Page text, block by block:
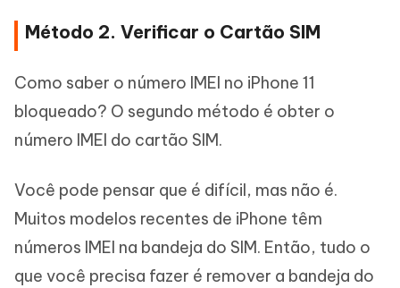
Método 2. Verificar o Cartão SIM
Como saber o número IMEI no iPhone 11
bloqueado? O segundo método é obter o
número IMEI do cartão SIM.
Você pode pensar que é difícil, mas não é.
Muitos modelos recentes de iPhone têm
números IMEI na bandeja do SIM. Então, tudo o
que você precisa fazer é remover a bandeja do